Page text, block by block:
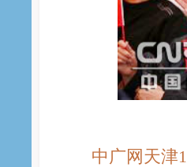
中广网天津